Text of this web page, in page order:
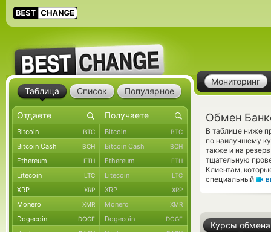
Мониторинг
Обмен
В таблице ниже
по наилучшему
также и на
тщательную
Клиентам,
специальный
Курсы обмена
Таблица Список Популярное
Bitcoin BTC Bitcoin BTC
Bitcoin Cash BCH Bitcoin Cash BCH
Ethereum ETH Ethereum ETH
Litecoin LTC Litecoin LTC
XRP XRP XRP XRP
Monero XMR Monero XMR
Dogecoin DOGE Dogecoin DOGE